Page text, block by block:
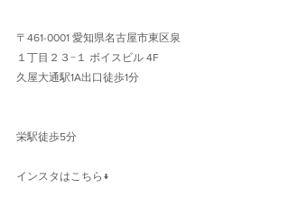
〒461-0001 愛知県名古屋市東区泉
１丁目２３−１ ボイスビル 4F
久屋大通駅1A出口徒歩1分
栄駅徒歩5分
インスタはこちら↓